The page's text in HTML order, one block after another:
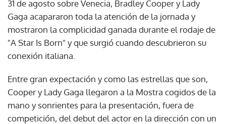
31 de agosto sobre Venecia, Bradley Cooper y Lady
Gaga acapararon toda la atención de la jornada y
mostraron la complicidad ganada durante el rodaje de
"A Star Is Born" y que surgió cuando descubrieron su
conexión italiana.
Entre gran expectación y como las estrellas que son,
Cooper y Lady Gaga llegaron a la Mostra cogidos de la
mano y sonrientes para la presentación, fuera de
competición, del debut del actor en la dirección con un